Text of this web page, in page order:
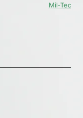
Mil-Tec